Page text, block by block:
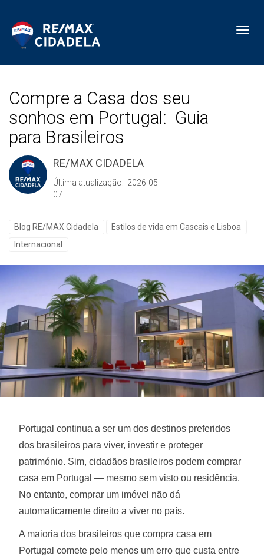
Compre a Casa dos seu
sonhos em Portugal: Guia
para Brasileiros
RE/MAX CIDADELA
Última atualização: 2026-05-
07
Blog RE/MAX Cidadela
Estilos de vida em Cascais e Lisboa
Internacional
Portugal continua a ser um dos destinos preferidos
dos brasileiros para viver, investir e proteger
património. Sim, cidadãos brasileiros podem comprar
casa em Portugal — mesmo sem visto ou residência.
No entanto, comprar um imóvel não dá
automaticamente direito a viver no país.
A maioria dos brasileiros que compra casa em
Portugal comete pelo menos um erro que custa entre